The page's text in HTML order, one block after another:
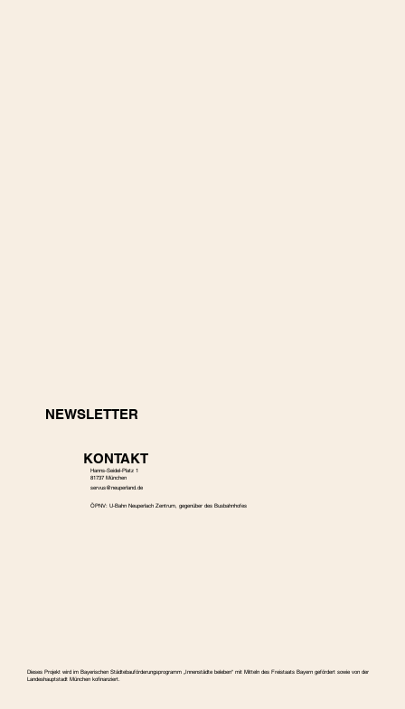
KONTAKT
Hanns-Seidel-Platz 1
81737 München
servus@neuperland.de
ÖPNV: U-Bahn Neuperlach Zentrum, gegenüber des Busbahnhofes
NEWSLETTER
Dieses Projekt wird im Bayerischen Städtebauförderungspro­gramm „Innenstädte beleben“ mit Mitteln des Freistaats Bayern gefördert sowie von der
Landeshauptstadt München kofinanziert.